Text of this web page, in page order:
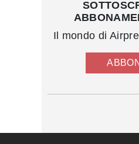
Il mondo di